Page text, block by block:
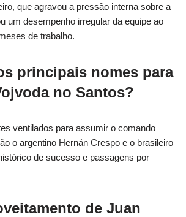
que agravou a pressão interna sobre a
um desempenho irregular da equipe ao
de trabalho.
principais nomes para
no Santos?
ventilados para assumir o comando
o argentino Hernán Crespo e o brasileiro
de sucesso e passagens por
de Juan